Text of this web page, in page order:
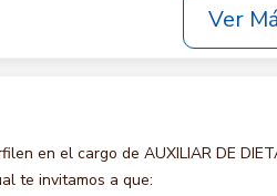
Ver
en el cargo de AUXILIAR DE
te invitamos a que: